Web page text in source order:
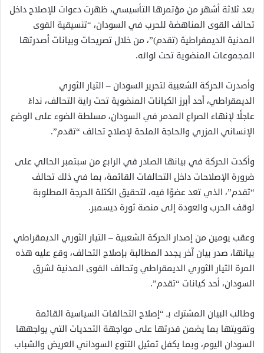
بعد ثلاثة أشهر من مؤتمرها التأسيسي، ظهرت دعوات للإصلاح داخل
تحالف القوى المناهضة للحرب في السودان، “تنسيقية القوى
المدنية الديمقراطية (تقدم)”، من خلال تصريحات وبيانات أصدرتها
المجموعات المنضوية تحت لوائه.
وأصدرت الحركة الشعبية لتحرير السودان – التيار الثوري
الديمقراطي، أحد أبرز الكيانات المنضوية تحت راية التحالف، نداءً
عاجلًا لإنهاء الصراع المدمر في السودان، مسلطة الضوء على الوضع
الإنساني المزري والحاجة الملحة لإصلاح تحالف “تقدم”.
وأكدت الحركة في بيانها الصادر في الرابع من سبتمبر الحالي على
ضرورة الإصلاحات داخل التحالفات القائمة، بما في ذلك تحالف
“تقدم”، الذي تعد عضوًا فيه، لتحقيق الكتلة الحرجة المطلوبة
لوقف الحرب والعودة إلى منصة ثورة ديسمبر.
وعقب يومين من إصدار الحركة الشعبية – التيار الثوري الديمقراطي
بيانها، صدر بيان آخر يجدد المطالبة بإصلاح التحالف، وقع عليه هذه
المرة التيار الثوري الديمقراطي وتحالف القوى المدنية لشرق
السودان، أحد كيانات “تقدم”.
وطالب البيان المشترك بـ “إصلاح التحالفات السياسية القائمة
وتقويتها بما يضمن قدرتها على مواجهة التحديات التي يواجهها
السودان اليوم، وبما يكفل تمثيل التنوع السوداني العريض والشباب